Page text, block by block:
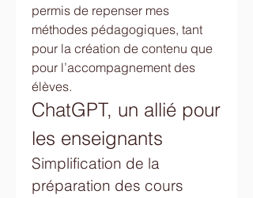
permis de repenser mes
méthodes pédagogiques, tant
pour la création de contenu que
pour l’accompagnement des
élèves.
ChatGPT, un allié pour
les enseignants
Simplification de la
préparation des cours